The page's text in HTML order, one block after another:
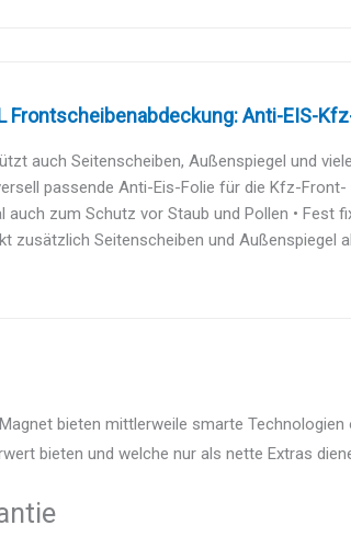
Frontscheibenabdeckung: Anti-EIS-
auch Seitenscheiben, Außenspiegel und
passende Anti-Eis-Folie für die Kfz-
auch zum Schutz vor Staub und Pollen • Fest
zusätzlich Seitenscheiben und Außenspiegel
bieten mittlerweile smarte
bieten und welche nur als nette Extras